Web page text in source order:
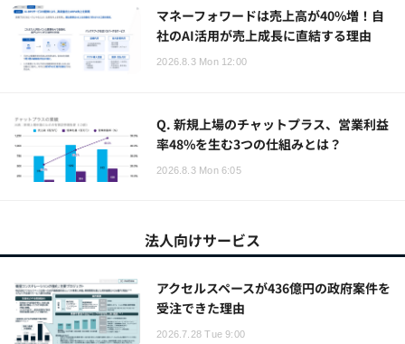
マネーフォワードは売上高が40%増！自
社のAI活用が売上成長に直結する理由
2026.8.3 Mon 12:00
Q. 新規上場のチャットプラス、営業利益
率48%を生む3つの仕組みとは？
2026.8.3 Mon 6:05
法人向けサービス
アクセルスペースが436億円の政府案件を
受注できた理由
2026.7.28 Tue 9:00